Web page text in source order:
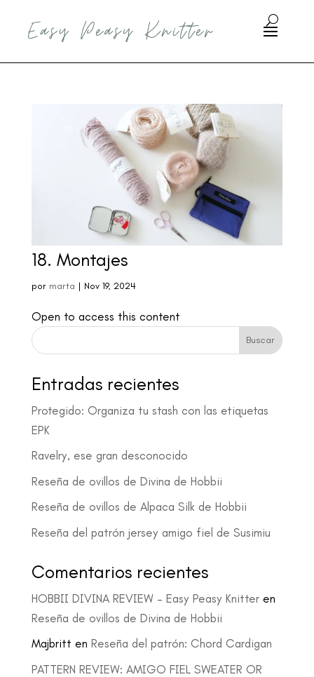
18. Montajes
por marta | Nov 19, 2024
Open to access this content
Buscar
Entradas recientes
Protegido: Organiza tu stash con las etiquetas
EPK
Ravelry, ese gran desconocido
Reseña de ovillos de Divina de Hobbii
Reseña de ovillos de Alpaca Silk de Hobbii
Reseña del patrón jersey amigo fiel de Susimiu
Comentarios recientes
HOBBII DIVINA REVIEW – Easy Peasy Knitteren
Reseña de ovillos de Divina de Hobbii
Majbritt en Reseña del patrón: Chord Cardigan
PATTERN REVIEW: AMIGO FIEL SWEATER OR